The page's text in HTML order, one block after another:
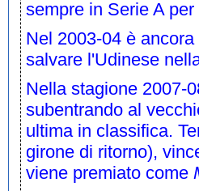
sempre in Serie Aper
Nel 2003-04 è
salvare l'Udinese
Nella stagione 2007-
subentrando al
ultima in classifica.
girone di ritorno),
viene premiato come